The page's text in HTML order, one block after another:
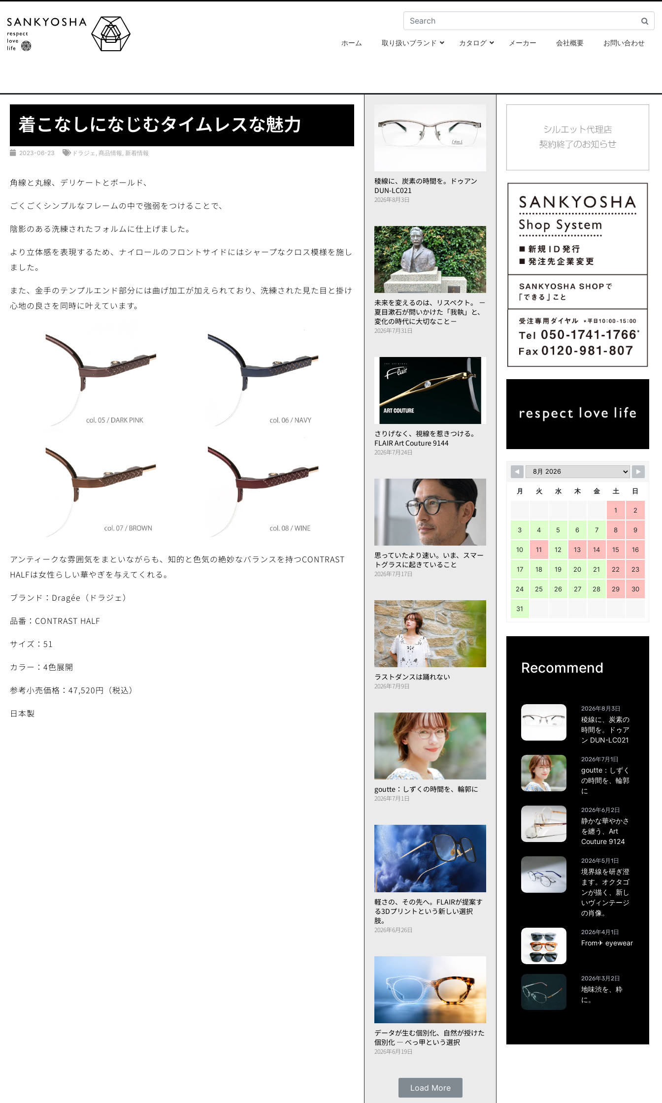
ホーム 取り扱いブランド カタログ メーカー 会社概要 お問い合わせ
着こなしになじむタイムレスな魅力
2023-06-23 ドラジェ , 商品情報, 新着情報
角線と丸線、デリケートとボールド、
ごくごくシンプルなフレームの中で強弱をつけることで、
陰影のある洗練されたフォルムに仕上げました。
より立体感を表現するため、ナイロールのフロントサイドにはシャープなクロス模様を施し
ました。
また、金手のテンプルエンド部分には曲げ加工が加えられており、洗練された見た目と掛け
心地の良さを同時に叶えています。
アンティークな雰囲気をまといながらも、知的と色気の絶妙なバランスを持つCONTRAST
HALFは女性らしい華やぎを与えてくれる。
ブランド：Dragée（ドラジェ）
品番：CONTRAST HALF
サイズ：51
カラー：4色展開
参考小売価格：47,520円（税込）
日本製
稜線に、炭素の時間を。ドゥアン
DUN-LC021
2026年8月3日
未来を変えるのは、リスペクト。 －
夏目漱石が問いかけた「我執」と、
変化の時代に大切なこと－
2026年7月31日
さりげなく、視線を惹きつける。
FLAIR Art Couture 9144
2026年7月24日
思っていたより速い。いま、スマー
トグラスに起きていること
2026年7月17日
ラストダンスは踊れない
2026年7月9日
goutte：しずくの時間を、輪郭に
2026年7月1日
軽さの、その先へ。FLAIRが提案す
る3Dプリントという新しい選択
肢。
2026年6月26日
データが生む個別化、自然が授けた
個別化 ― べっ甲という選択
2026年6月19日
Load More
月 火 水 木 金 土 日
1 2
3 4 5 6 7 8 9
10 11 12 13 14 15 16
17 18 19 20 21 22 23
24 25 26 27 28 29 30
31
Recommend
2026年8月3日
稜線に、炭素の
時間を。ドゥア
ン DUN-LC021
2026年7月1日
goutte：しずく
の時間を、輪郭
に
2026年6月2日
静かな華やかさ
を纏う、Art
Couture 9124
2026年5月1日
境界線を研ぎ澄
ます。オクタゴ
ンが描く、新し
いヴィンテージ
の肖像。
2026年4月1日
From✈ eyewear
2026年3月2日
地味渋を、粋
に。